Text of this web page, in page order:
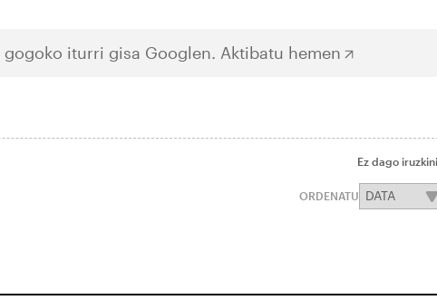
gogoko iturri gisa Googlen. Aktibatu hemen
Ez dago
ORDENATU